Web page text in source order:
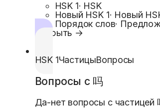
HSK 1· HSK
Новый HSK 1· Новый
Порядок слов·
Открыть →
HSK 1ЧастицыВопросы
Вопросы с 吗
Да-нет вопросы с частицей